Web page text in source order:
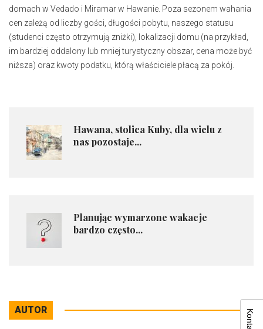
domach w Vedado i Miramar w Hawanie. Poza sezonem wahania
cen zależą od liczby gości, długości pobytu, naszego statusu
(studenci często otrzymują zniżki), lokalizacji domu (na przykład,
im bardziej oddalony lub mniej turystyczny obszar, cena może być
niższa) oraz kwoty podatku, którą właściciele płacą za pokój.
Hawana, stolica Kuby, dla wielu z
nas pozostaje...
Planując wymarzone wakacje
bardzo często...
AUTOR Kontakt